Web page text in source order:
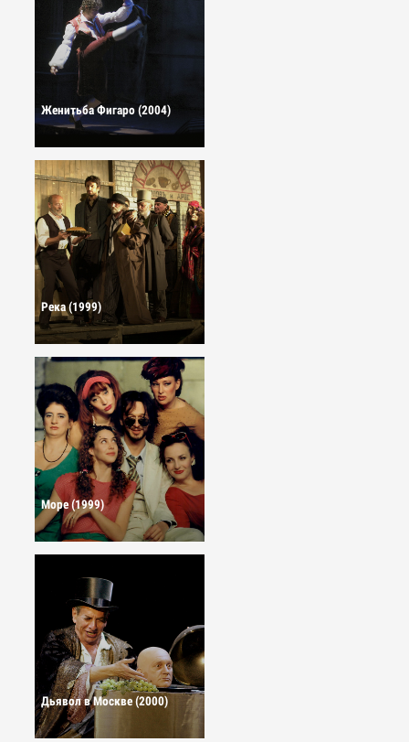
Женитьба Фигаро (2004)
Река (1999)
Море (1999)
Дьявол в Москве (2000)